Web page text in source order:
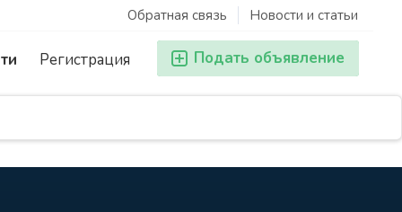
Новости и статьи
Обратная связь
Подать объявление
Регистрация